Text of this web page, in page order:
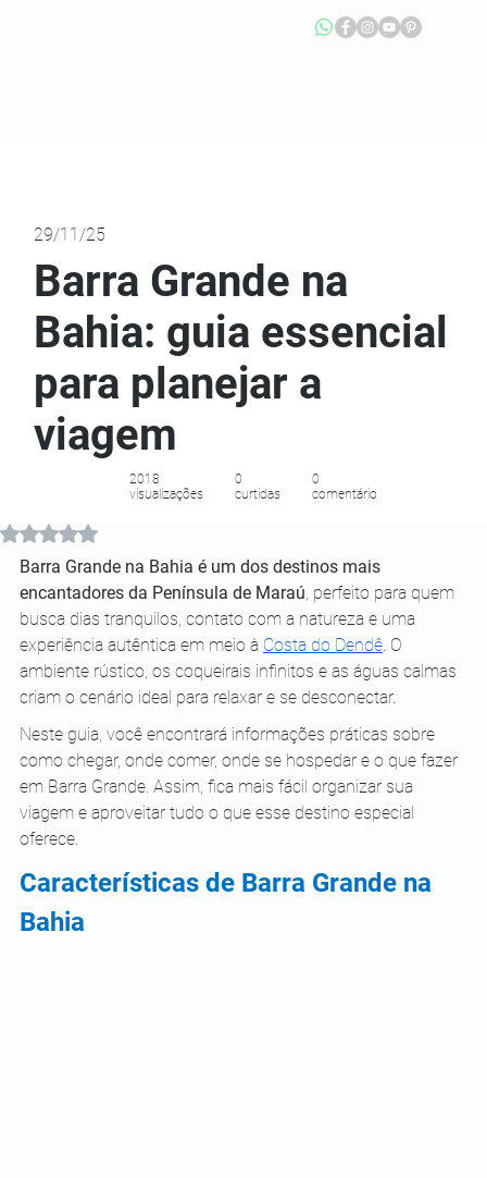
Avaliado com NaN de 5 estrelas.
Barra Grande na Bahia é um dos destinos mais
encantadores da Península de Maraú, perfeito para quem
busca dias tranquilos, contato com a natureza e uma
experiência autêntica em meio à Costa do Dendê. O
ambiente rústico, os coqueirais infinitos e as águas calmas
criam o cenário ideal para relaxar e se desconectar.
Neste guia, você encontrará informações práticas sobre
como chegar, onde comer, onde se hospedar e o que fazer
em Barra Grande. Assim, fica mais fácil organizar sua
viagem e aproveitar tudo o que esse destino especial
oferece.
Características de Barra Grande na
Bahia
2018
visualizações
0
curtidas
0
comentário
Barra Grande na
Bahia: guia essencial
para planejar a
viagem
29/11/25